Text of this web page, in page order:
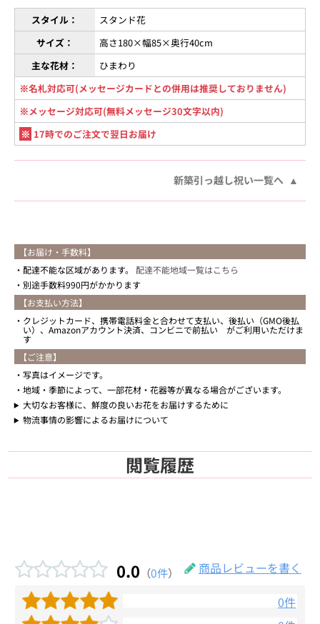
スタイル：
スタンド花
サイズ：
高さ180×幅85×奥行40cm
主な花材：
ひまわり
※名札対応可(メッセージカードとの併用は推奨しておりません)
※メッセージ対応可(無料メッセージ30文字以内)
※ 17時でのご注文で翌日お届け
新築引っ越し祝い一覧へ
【お届け・手数料】
配達不能な区域があります。 配達不能地域一覧はこちら
別途手数料990円がかかります
【お支払い方法】
クレジットカード、携帯電話料金と合わせて支払い、後払い（GMO後払
い）、Amazonアカウント決済、コンビニで前払い がご利用いただけま
す
【ご注意】
写真はイメージです。
地域・季節によって、一部花材・花器等が異なる場合がございます。
大切なお客様に、鮮度の良いお花をお届けするために
物流事情の影響によるお届けについて
閲覧履歴
0.0 （0件）
商品レビューを書く
0件